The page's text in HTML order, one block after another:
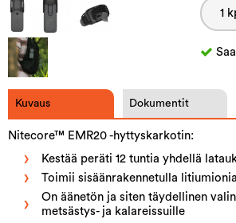
Kuvaus Dokumentit
Nitecore™ EMR20 -hyttyskarkotin:
Kestää peräti 12 tuntia yhdellä
Toimii sisäänrakennetulla
On äänetön ja siten täydellinen
metsästys- ja kalareissuille